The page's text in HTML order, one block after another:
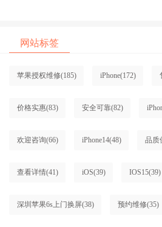
网站标签
苹果授权维修(185) iPhone(172)
价格实惠(83) 安全可靠(82)
欢迎咨询(66) iPhone14(48) 品质
查看详情(41) iOS(39) IOS15(39)
深圳苹果6s上门换屏(38) 预约维修(35)